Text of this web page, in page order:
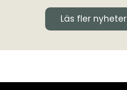
Läs fler nyheter